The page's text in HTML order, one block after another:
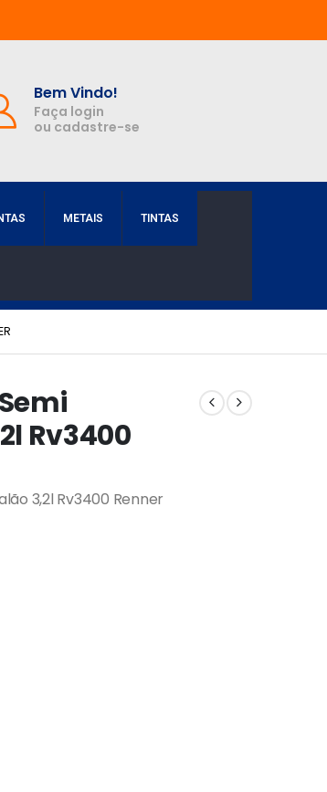
Bem Vindo!
Faça login
ou cadastre-se
METAIS TINTAS
Rv3400
3,2l Rv3400 Renner